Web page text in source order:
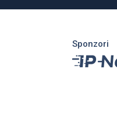
Sponzori